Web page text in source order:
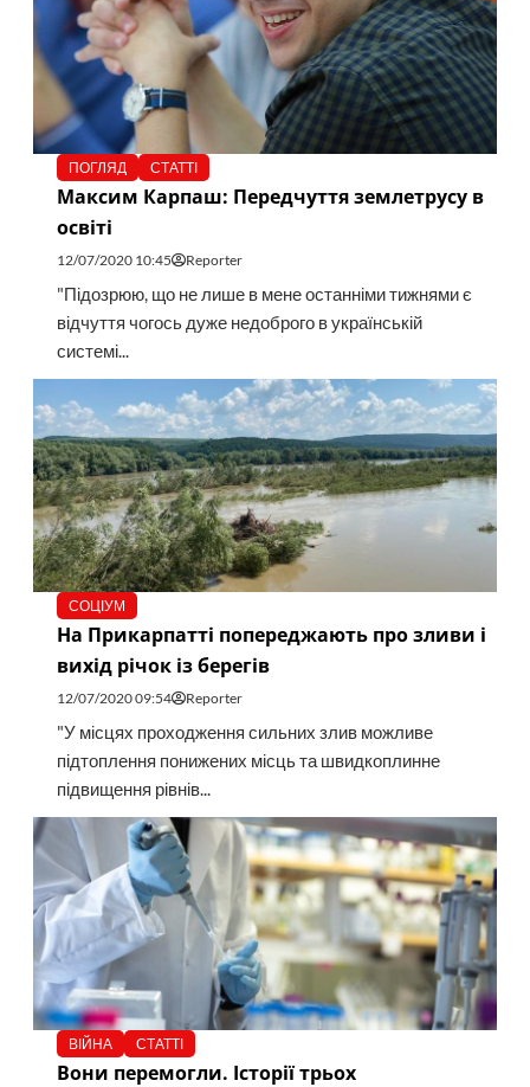
ПОГЛЯД СТАТТІ
Максим Карпаш: Передчуття землетрусу в
освіті
12/07/2020 10:45 Reporter
"Підозрюю, що не лише в мене останніми тижнями є
відчуття чогось дуже недоброго в українській
системі...
СОЦІУМ
На Прикарпатті попереджають про зливи і
вихід річок із берегів
12/07/2020 09:54 Reporter
"У місцях проходження сильних злив можливе
підтоплення понижених місць та швидкоплинне
підвищення рівнів...
ВІЙНА СТАТТІ
Вони перемогли. Історії трьох